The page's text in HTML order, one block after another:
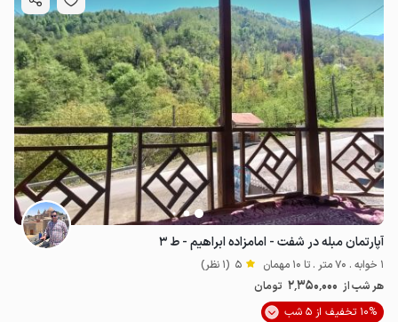
3میلیون ت 5 آپارتمان مبله در شفت - امامزاده ابراهیم - ط ۳
1 خوابه . 70 متر . تا 10 مهمان 5 (1 نظر)
هر شب از 2٬350٬000 تومان
10% تخفیف از 5 شب